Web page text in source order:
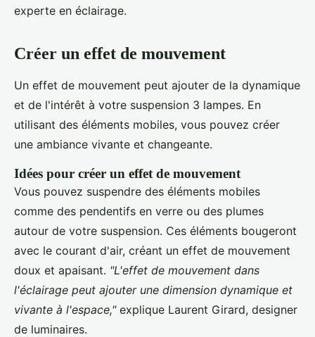
experte en éclairage.
Créer un effet de mouvement
Un effet de mouvement peut ajouter de la dynamique
et de l'intérêt à votre suspension 3 lampes. En
utilisant des éléments mobiles, vous pouvez créer
une ambiance vivante et changeante.
Idées pour créer un effet de mouvement
Vous pouvez suspendre des éléments mobiles
comme des pendentifs en verre ou des plumes
autour de votre suspension. Ces éléments bougeront
avec le courant d'air, créant un effet de mouvement
doux et apaisant. "L'effet de mouvement dans
l'éclairage peut ajouter une dimension dynamique et
vivante à l'espace,"explique Laurent Girard, designer
de luminaires.